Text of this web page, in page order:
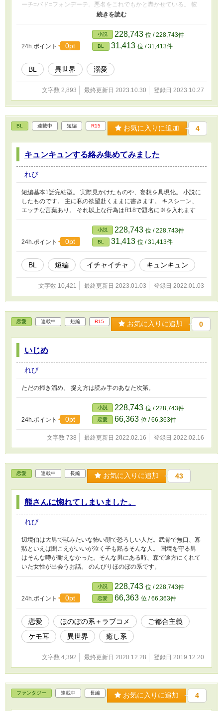
ーチ=バド=フォンデーテ。悪名をこれでもかと轟かせている。 彼
の結末は勿論バットエンド。 もとある婚約を破棄しスパイとして
込み自ら断罪されてしまう。主人公はそれに巻き込まれ国外追放の
末、亡くなる。 もうそれはそれは読者から非難轟々の作品であっ
た。月桂樹の花言葉は勝利なんだから大逆転ざまあはどこへ！？
と。 私はこの小説を読んで疑問に思った。 いや、王太子悪くなく
ね？と。 実はこの王太子、ツンツンツンデレなだけで読み方を変
えればピュアだからこそ騙されただけだったのだ！ そうしたら、
私は彼が好きで好きで堪らなくなった。 その次の日 「あれ？私、
エルフィムじゃね？」 転生才色美人×暴君王太子 フラグというフラ
グを折りまくり彼は愛に飢えた婚約者を溺愛しまくる！
24h.ポイント 0pt
小説 228,743 位 / 228,743件
BL 31,413 位 / 31,413件
BL 異世界 溺愛
文字数 2,893 最終更新日 2023.10.30 登録日 2023.10.27
BL 連載中 短編 R15 お気に入りに追加 4
キュンキュンする絡み集めてみました
れび
短編基本1話完結型。 実際見かけたものや、妄想を具現化。 小説に
したものです。 主に私の欲望赴くままに書きます。 キスシーン、
エッチな言葉あり。 それ以上な行為はR18で題名に※を入れます
24h.ポイント 0pt
小説 228,743 位 / 228,743件
BL 31,413 位 / 31,413件
BL 短編 イチャイチャ キュンキュン
文字数 10,421 最終更新日 2023.01.03 登録日 2022.01.03
恋愛 連載中 短編 R15 お気に入りに追加 0
いじめ
れび
ただの掃き溜め。 捉え方は読み手のあなた次第。
24h.ポイント 0pt
小説 228,743 位 / 228,743件
恋愛 66,363 位 / 66,363件
文字数 738 最終更新日 2022.02.16 登録日 2022.02.16
恋愛 連載中 長編 お気に入りに追加 43
熊さんに惚れてしまいました。
れび
辺境伯は大男で獣みたいな怖い顔で恐ろしい人だ。武骨で無口、寡
黙といえば聞こえがいいが泣く子も黙るそんな人。 国境を守る男
はそんな噂が耐えなかった。そんな男にある時、森で途方にくれて
いた女性が出会うお話。 のんびりほのぼの系です。
24h.ポイント 0pt
小説 228,743 位 / 228,743件
恋愛 66,363 位 / 66,363件
恋愛 ほのぼの系＋ラブコメ
ご都合主義
ケモ耳
異世界 癒し系
文字数 4,392 最終更新日 2020.12.28 登録日 2019.12.20
ファンタジー 連載中 長編 お気に入りに追加 4